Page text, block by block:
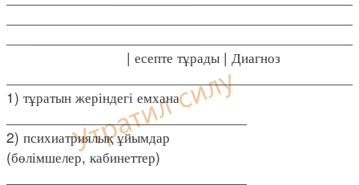
| есепте тұрады | Диагноз
1) тұратын жеріндегі емхана
______________________________
2) психиатриялық ұйымдар
(бөлімшелер, кабинеттер)